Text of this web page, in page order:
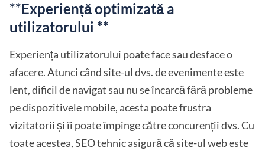
**Experiență optimizată a
utilizatorului **
Experiența utilizatorului poate face sau desface o
afacere. Atunci când site-ul dvs. de evenimente este
lent, dificil de navigat sau nu se încarcă fără probleme
pe dispozitivele mobile, acesta poate frustra
vizitatorii și îi poate împinge către concurenții dvs. Cu
toate acestea, SEO tehnic asigură că site-ul web este